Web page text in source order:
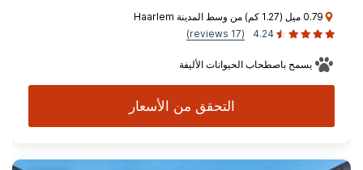
0.79 ميل (1.27 كم) من وسط المدينة Haarlem
4.24
(17 reviews)
يسمح باصطحاب الحيوانات الأليفة
التحقق من الأسعار